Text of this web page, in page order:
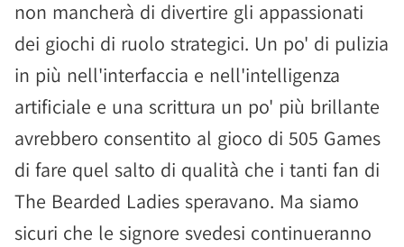
non mancherà di divertire gli appassionati
dei giochi di ruolo strategici. Un po' di pulizia
in più nell'interfaccia e nell'intelligenza
artificiale e una scrittura un po' più brillante
avrebbero consentito al gioco di 505 Games
di fare quel salto di qualità che i tanti fan di
The Bearded Ladies speravano. Ma siamo
sicuri che le signore svedesi continueranno